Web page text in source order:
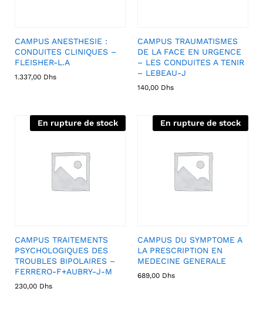
CAMPUS ANESTHESIE :
CONDUITES CLINIQUES –
FLEISHER-L.A
1.337,00 Dhs
CAMPUS TRAUMATISMES
DE LA FACE EN URGENCE
– LES CONDUITES A TENIR
– LEBEAU-J
140,00 Dhs
En rupture de stock
CAMPUS TRAITEMENTS
PSYCHOLOGIQUES DES
TROUBLES BIPOLAIRES –
FERRERO-F+AUBRY-J-M
230,00 Dhs
En rupture de stock
CAMPUS DU SYMPTOME A
LA PRESCRIPTION EN
MEDECINE GENERALE
689,00 Dhs